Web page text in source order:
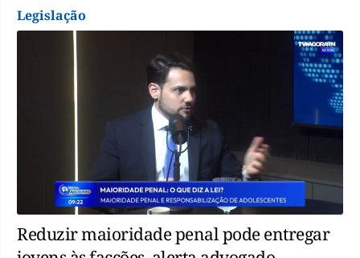
Legislação
Reduzir maioridade penal pode entregar